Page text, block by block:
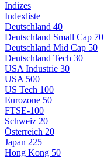
Indizes
Indexliste
Deutschland 40
Deutschland Small Cap 70
Deutschland Mid Cap 50
Deutschland Tech 30
USA Industrie 30
USA 500
US Tech 100
Eurozone 50
FTSE-100
Schweiz 20
Österreich 20
Japan 225
Hong Kong 50